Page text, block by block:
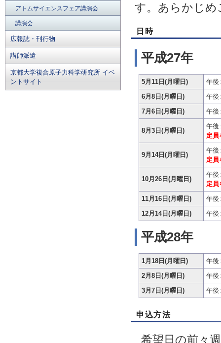
アトムサイエンスフェア講演会
講演会
広報誌・刊行物
講師派遣
京都大学複合原子力科学研究所 イベ
ントサイト
す。あらかじめ
日時
平成27年
5月11日(月曜日)
午後
6月8日(月曜日)
午後
7月6日(月曜日)
午後
8月3日(月曜日)
午後
定員
9月14日(月曜日)
午後
定員
10月26日(月曜日)
午後
定員
11月16日(月曜日)
午後
12月14日(月曜日)
午後
平成28年
1月18日(月曜日)
午後
2月8日(月曜日)
午後
3月7日(月曜日)
午後
申込方法
希望日の前々